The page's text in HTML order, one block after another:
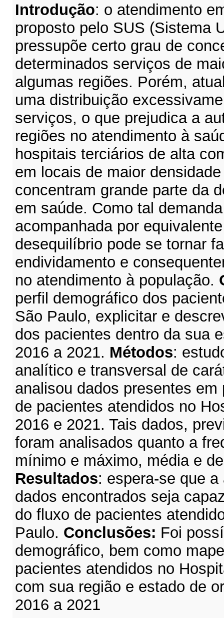
Introdução: o atendimento
proposto pelo SUS (Sistema
pressupõe certo grau de
determinados serviços de
algumas regiões. Porém,
uma distribuição
serviços, o que prejudica a
regiões no atendimento à
hospitais terciários de alta
em locais de maior
concentram grande parte da
em saúde. Como tal
acompanhada por
desequilíbrio pode se tornar
endividamento e
no atendimento à população.
perfil demográfico dos
São Paulo, explicitar e
dos pacientes dentro da sua
2016 a 2021. Métodos:
analítico e transversal de
analisou dados presentes
de pacientes atendidos no
2016 e 2021. Tais dados,
foram analisados quanto a
mínimo e máximo, média e
Resultados: espera-se que
dados encontrados seja
do fluxo de pacientes
Paulo. Conclusões: Foi
demográfico, bem como
pacientes atendidos no
com sua região e estado de
2016 a 2021